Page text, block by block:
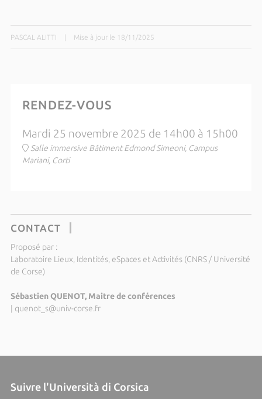
PASCAL ALITTI Mise à jour le 18/11/2025
RENDEZ-VOUS
Mardi 25 novembre 2025 de 14h00 à 15h00
Salle immersive Bâtiment Edmond Simeoni, Campus
Mariani, Corti
CONTACT
Proposé par :
Laboratoire Lieux, Identités, eSpaces et Activités (CNRS / Université
de Corse)
Sébastien QUENOT, Maitre de conférences
| quenot_s@univ-corse.fr
Suivre l'Università di Corsica